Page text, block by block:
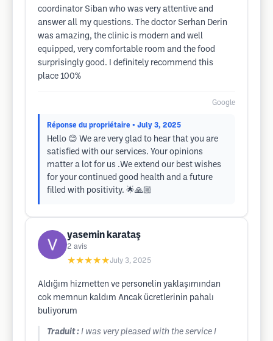
coordinator Siban who was very attentive and
answer all my questions. The doctor Serhan Derin
was amazing, the clinic is modern and well
equipped, very comfortable room and the food
surprisingly good. I definitely recommend this
place 100%
Google
Réponse du propriétaire • July 3, 2025
Hello 😊 We are very glad to hear that you are
satisfied with our services. Your opinions
matter a lot for us .We extend our best wishes
for your continued good health and a future
filled with positivity. 🌟🙏🏼
yasemin karataş
2 avis
★★★★★July 3, 2025
Aldığım hizmetten ve personelin yaklaşımından
cok memnun kaldım Ancak ücretlerinin pahalı
buliyorum
Traduit : I was very pleased with the service I